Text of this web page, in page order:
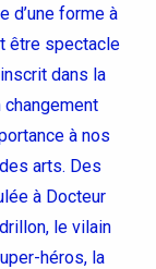
d’une forme à
être spectacle
dans la
à nos
arts. Des
à Docteur
le vilain
héros, la